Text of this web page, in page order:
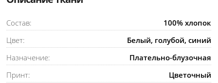
Состав:
100% хлопок
Цвет:
Белый, голубой, синий
Назначение:
Плательно-блузочная
Принт:
Цветочный